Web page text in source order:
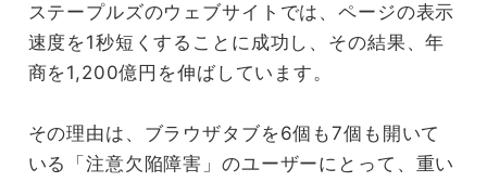
ステープルズのウェブサイトでは、ページの表示
速度を1秒短くすることに成功し、その結果、年
商を1,200億円を伸ばしています。
その理由は、ブラウザタブを6個も7個も開いて
いる「注意欠陥障害」のユーザーにとって、重い